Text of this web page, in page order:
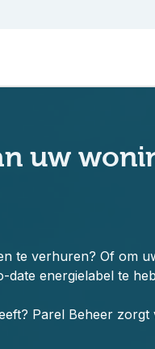
uw
te verhuren? Of om
date energielabel te
Parel Beheer